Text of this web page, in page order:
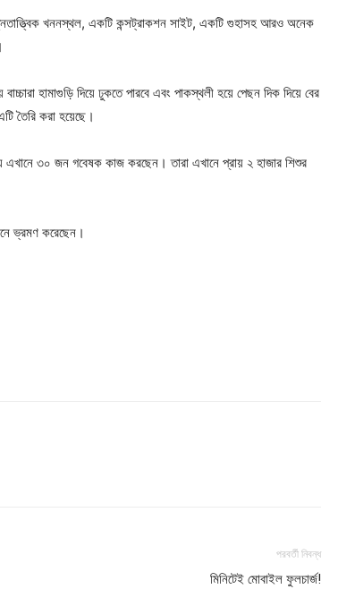
খননস্থল, একটি কন্সট্রাকশন সাইট, একটি গুহাসহ আরও অনেক
হামাগুড়ি দিয়ে ঢুকতে পারবে এবং পাকস্থলী হয়ে পেছন দিক দিয়ে বের
তৈরি করা হয়েছে।
এখানে ৩০ জন গবেষক কাজ করছেন। তারা এখানে প্রায় ২ হাজার শিশুর
ভ্রমণ করেছেন।
পরবর্তী নিবন্ধ
মিনিটেই মোবাইল ফুলচার্জ!